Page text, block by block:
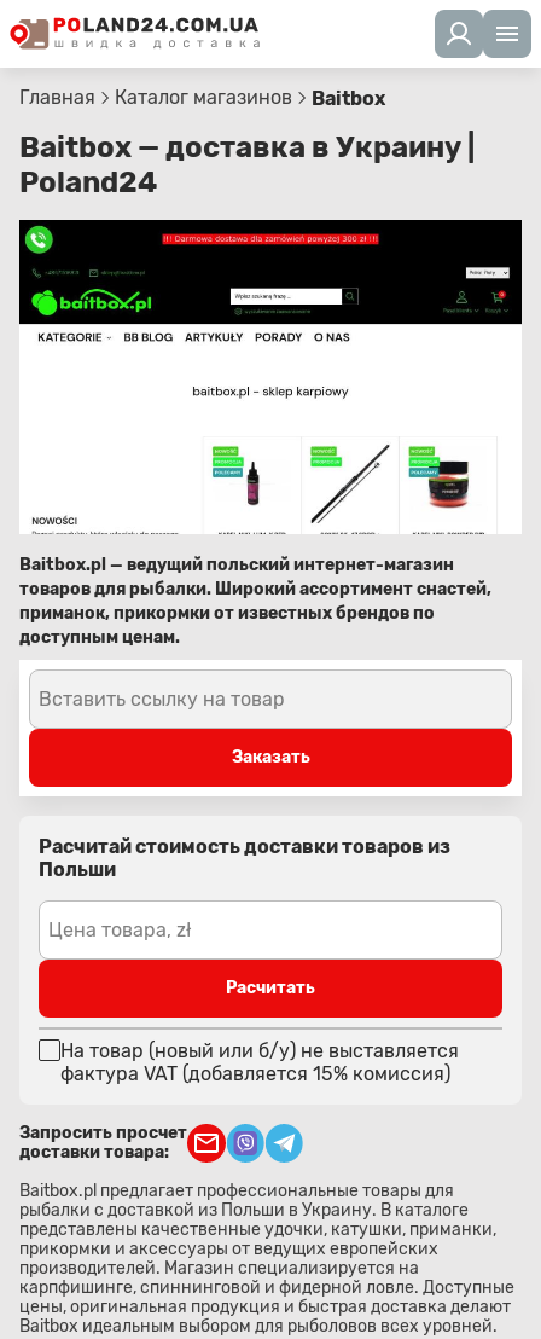
Главная Каталог магазинов Baitbox
Baitbox — доставка в Украину |
Poland24
Baitbox.pl — ведущий польский интернет-магазин
товаров для рыбалки. Широкий ассортимент снастей,
приманок, прикормки от известных брендов по
доступным ценам.
Вставить ссылку на товар
Заказать
Расчитай стоимость доставки товаров из
Польши
Цена товара, zł
Расчитать
На товар (новый или б/у) не выставляется
фактура VAT (добавляется 15% комиссия)
Запросить просчет
доставки товара:
Baitbox.pl предлагает профессиональные товары для
рыбалки с доставкой из Польши в Украину. В каталоге
представлены качественные удочки, катушки, приманки,
прикормки и аксессуары от ведущих европейских
производителей. Магазин специализируется на
карпфишинге, спиннинговой и фидерной ловле. Доступные
цены, оригинальная продукция и быстрая доставка делают
Baitbox идеальным выбором для рыболовов всех уровней.